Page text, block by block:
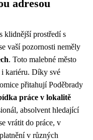
adresou
klidnější prostředí s
vaší pozornosti neměly
. Toto malebné město
kariéru. Díky své
přitahují Poděbrady
práce v lokalitě
absolvent hledající
vrátit do práce, v
v různých